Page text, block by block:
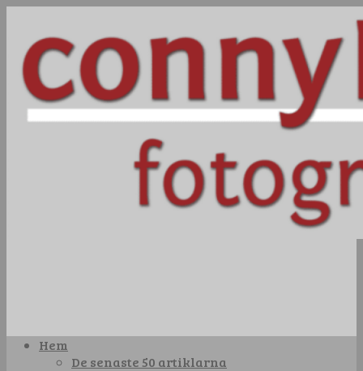
Hem
De senaste 50 artiklarna